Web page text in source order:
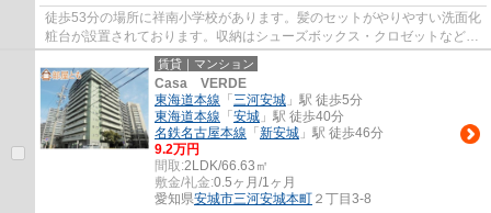
徒歩53分の場所に祥南小学校があります。髪のセットがやりやすい洗面化
粧台が設置されております。収納はシューズボックス・クロゼットなどが
備え付けられているので、衣類や日用品の...
賃貸｜マンション
Casa VERDE
東海道本線 「 三河安城 」駅 徒歩5分
東海道本線 「 安城 」駅 徒歩40分
名鉄名古屋本線 「 新安城 」駅 徒歩46分
9.2万円
間取:2LDK/66.63㎡
敷金/礼金:0.5ヶ月/1ヶ月
愛知県安城市三河安城本町 ２丁目3-8